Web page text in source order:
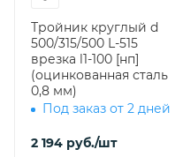
Тройник круглый d
500/315/500 L-515
врезка l1-100 [нп]
(оцинкованная сталь
0,8 мм)
Под заказ от 2 дней
2 194 руб./шт